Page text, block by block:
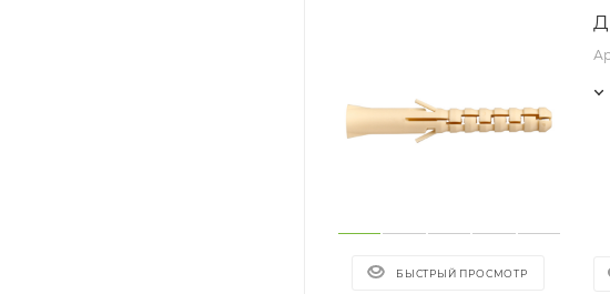
БЫСТРЫЙ ПРОСМОТР